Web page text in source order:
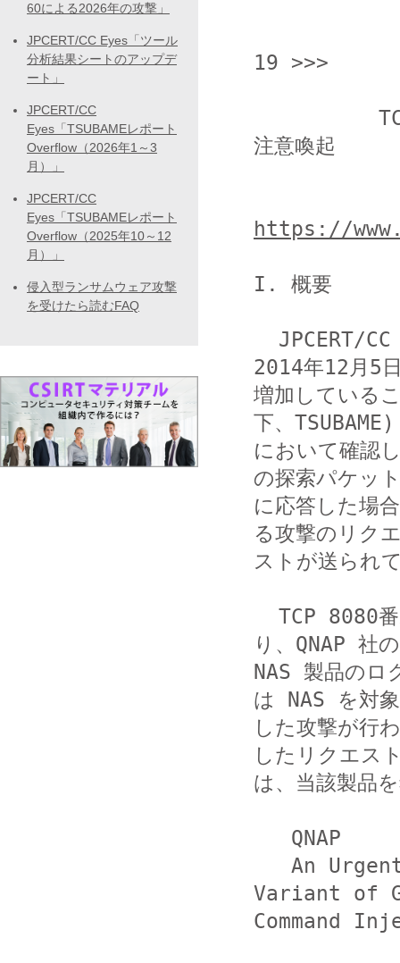
19 >>>
注意喚起
https://
I. 概要
2014年12月5
増加している
下、
において確認
の探索パケッ
に応答した場
る攻撃のリク
ストが送られ
り、QNAP 社の
NAS 製品のロ
は NAS を対
した攻撃が行
したリクエス
は、当該製品
Variant of
Command
60による2026年の攻撃」
JPCERT/CC Eyes「ツール
分析結果シートのアップデ
ート」
JPCERT/CC
Eyes「TSUBAMEレポート
Overflow（2026年1～3
月）」
JPCERT/CC
Eyes「TSUBAMEレポート
Overflow（2025年10～12
月）」
侵入型ランサムウェア攻撃
を受けたら読むFAQ